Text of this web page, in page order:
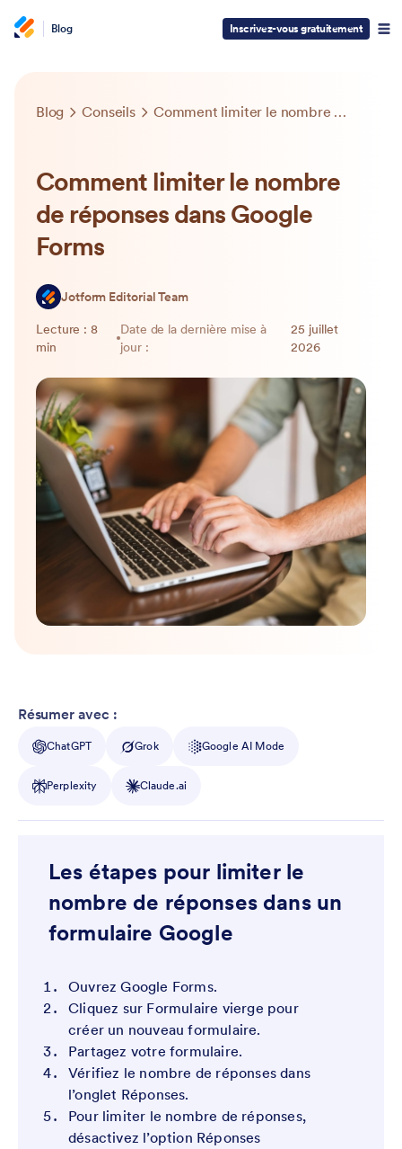
Blog Inscrivez-vous gratuitement
Blog Conseils Comment limiter le nombre de réponses dans Google Forms
Comment limiter le nombre
de réponses dans Google
Forms
Jotform Editorial Team
Lecture : 8
min
Date de la dernière mise à
jour :
25 juillet
2026
Résumer avec :
ChatGPT Grok Google AI Mode
Perplexity Claude.ai
Les étapes pour limiter le
nombre de réponses dans un
formulaire Google
Ouvrez Google Forms.
Cliquez sur Formulaire vierge pour
créer un nouveau formulaire.
Partagez votre formulaire.
Vérifiez le nombre de réponses dans
l’onglet Réponses.
Pour limiter le nombre de réponses,
désactivez l’option Réponses